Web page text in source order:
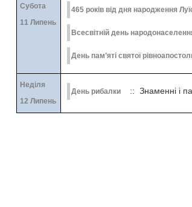
Субота
11 Липень
465 років від дня народження
Всесвітній день
День пам’яті святої
Неділя
12 Липень
День рибалки :: Знаменні і